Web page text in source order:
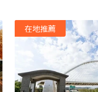
在地推薦